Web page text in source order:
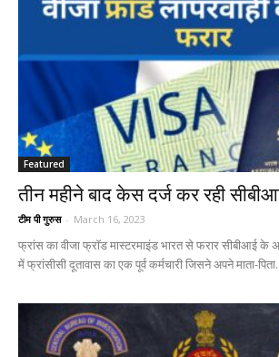
Featured
तीन महीने बाद केस दर्ज कर रही
टीम पी गुरुस - March 16, 2023
फ्रांस का वीजा फ्रॉड मास्टरमाइंड भारत से फरार सीबीआई के
में फ्रांसीसी दूतावास का एक पूर्व कर्मचारी जिसने अपने माता-